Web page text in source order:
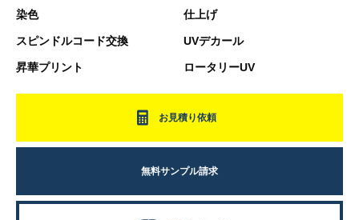
染色 仕上げ
スピンドルコード交換 UVデカール
昇華プリント ロータリーUV
お見積り依頼
無料サンプル請求